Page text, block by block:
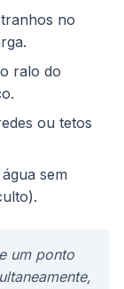
no
ralo do
ou tetos
sem
um ponto